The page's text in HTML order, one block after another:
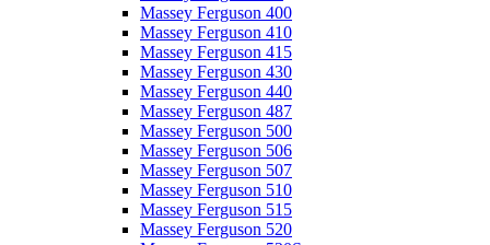
Massey Ferguson 400
Massey Ferguson 410
Massey Ferguson 415
Massey Ferguson 430
Massey Ferguson 440
Massey Ferguson 487
Massey Ferguson 500
Massey Ferguson 506
Massey Ferguson 507
Massey Ferguson 510
Massey Ferguson 515
Massey Ferguson 520